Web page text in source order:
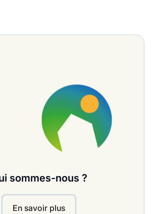
sommes-nous ?
En savoir plus